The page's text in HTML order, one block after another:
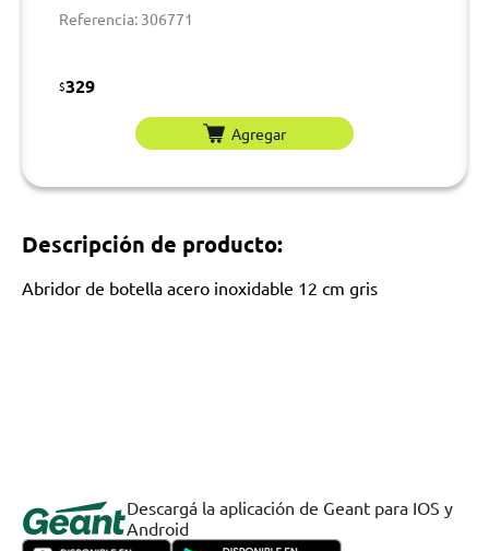
Referencia: 306771
$329
Agregar
Descripción de producto:
Abridor de botella acero inoxidable 12 cm gris
Descargá la aplicación de Geant para IOS y
Android